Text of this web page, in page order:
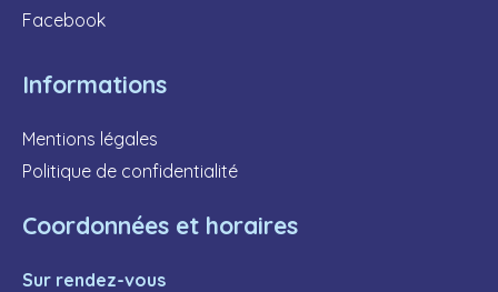
Facebook
Informations
Mentions légales
Politique de confidentialité
Coordonnées et horaires
Sur rendez-vous